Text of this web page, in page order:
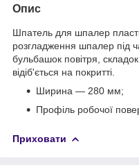
Опис
Шпатель для шпалер
розгладження шпалер під
бульбашок повітря,
відіб'ється на покритті.
Ширина — 280 мм;
Профіль робочої
Приховати